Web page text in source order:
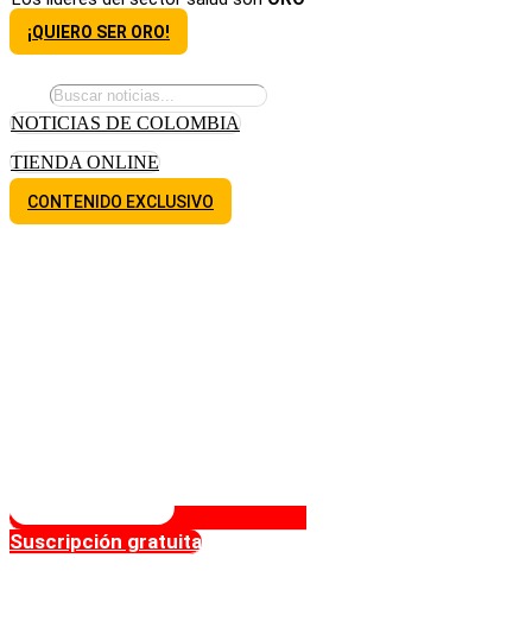
¡QUIERO SER ORO!
NOTICIAS DE COLOMBIA
TIENDA ONLINE
CONTENIDO EXCLUSIVO
Suscripción gratuita